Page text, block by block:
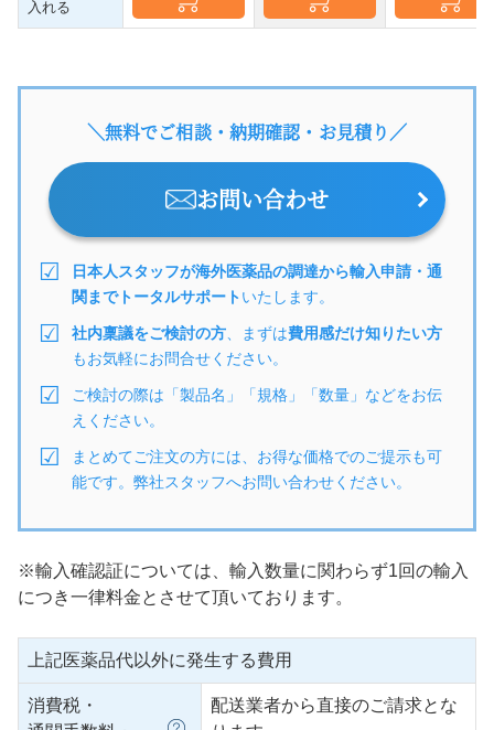
入れる
＼無料でご相談・納期確認・お見積り／
お問い合わせ
日本人スタッフが海外医薬品の調達から輸入申請・通
関までトータルサポートいたします。
社内稟議をご検討の方 、まずは費用感だけ知りたい方
もお気軽にお問合せください。
ご検討の際は「製品名」「規格」「数量」などをお伝
えください。
まとめてご注文の方には、お得な価格でのご提示も可
能です。弊社スタッフへお問い合わせください。
※輸入確認証については、輸入数量に関わらず1回の輸入
につき一律料金とさせて頂いております。
上記医薬品代以外に発生する費用
消費税・
配送業者から直接のご請求とな